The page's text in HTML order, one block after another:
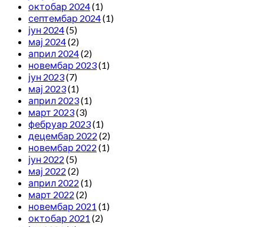
октобар 2024(1)
септембар 2024(1)
јун 2024(5)
мај 2024(2)
април 2024(2)
новембар 2023(1)
јун 2023(7)
мај 2023(1)
април 2023(1)
март 2023(3)
фебруар 2023(1)
децембар 2022 (2)
новембар 2022 (1)
јун 2022 (5)
мај 2022 (2)
април 2022 (1)
март 2022 (2)
новембар 2021 (1)
октобар 2021 (2)